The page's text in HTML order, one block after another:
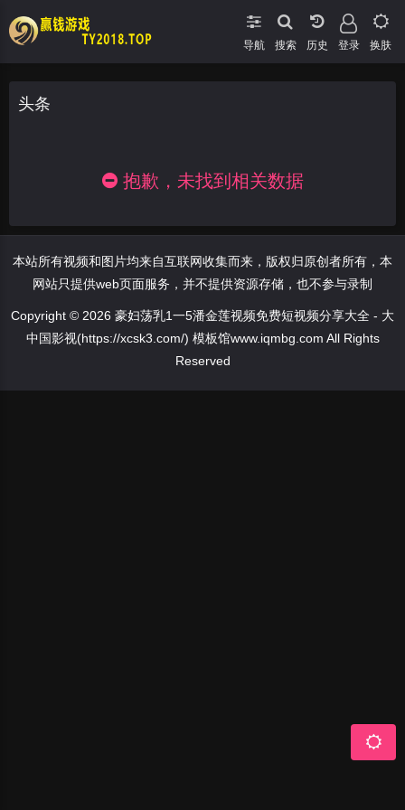
导航 搜索 登录 换肤
头条
抱歉，未找到相关数据
本站所有视频和图片均来自互联网收集而来，版权归原创者所有，本
网站只提供web页面服务，并不提供资源存储，也不参与录制
Copyright © 2026 豪妇荡乳1一5潘金莲视频免费短视频分享大全 - 大
中国影视(https://xcsk3.com/) 模板馆www.iqmbg.com All Rights
Reserved